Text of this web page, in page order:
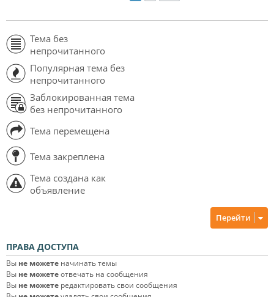
Тема без
непрочитанного
Популярная тема без
непрочитанного
Заблокированная тема
без непрочитанного
Тема перемещена
Тема закреплена
Тема создана как
объявление
Перейти
ПРАВА ДОСТУПА
Вы не можете начинать темы
Вы не можетеотвечать на сообщения
Вы не можете редактировать свои сообщения